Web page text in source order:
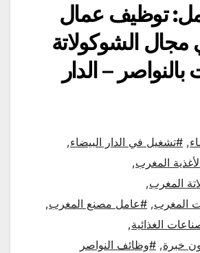
توظيف عمال
مجال الشوكولاتة
بالنواصر – الدار
, #تشغيل في الدار البيضاء,
المغرب,
المغرب,
المغرب, #عامل مصنع المغرب,
الغذائية,
خبرة, #وظائف النواصر